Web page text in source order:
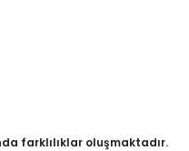
farklılıklar oluşmaktadır.